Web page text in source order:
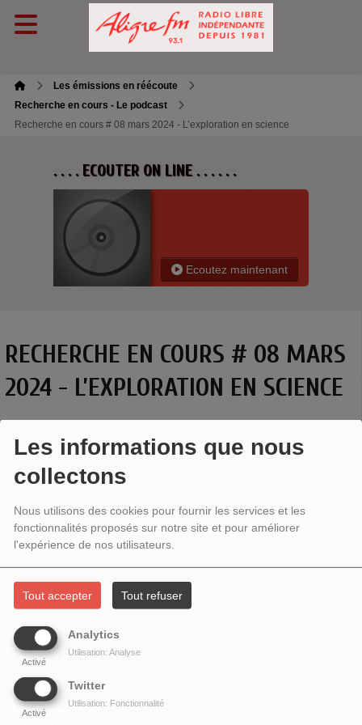
Les informations que nous
collectons
Nous utilisons des cookies pour fournir les services et les
fonctionnalités proposés sur notre site et pour améliorer
l'expérience de nos utilisateurs.
Tout accepter Tout refuser
Analytics
Activé
Utilisation: Analyse
Twitter
Activé
Utilisation: Fonctionnalité
Les émissions en réécoute
Recherche en cours - Le podcast
Recherche en cours # 08 mars 2024 - L’exploration en science
. . . . ECOUTER ON LINE . . . . . .
Ecoutez maintenant
RECHERCHE EN COURS # 08 MARS
2024 - L’EXPLORATION EN SCIENCE
L’exploration en science
Bien souvent, la figure de l’explorateur nous évoque celle
de l’aventurier qui découvre des contrées sauvages à l’autre
bout du monde. Mais les explorations scientifiques peuvent